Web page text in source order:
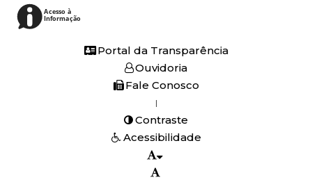
Acesso à
Informação
Portal da Transparência
Ouvidoria
Fale Conosco
|
Contraste
Acessibilidade